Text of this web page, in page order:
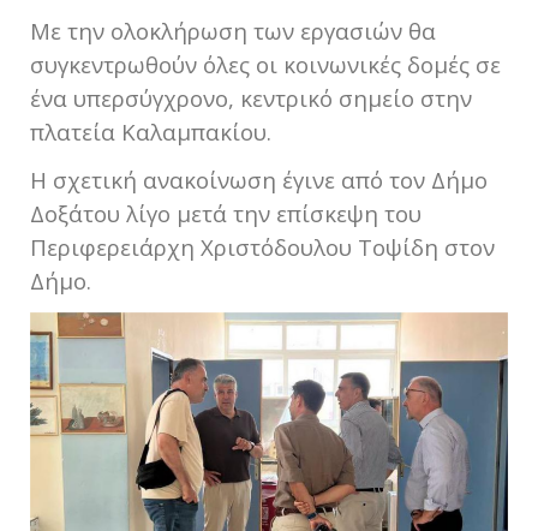
Με την ολοκλήρωση των εργασιών θα
συγκεντρωθούν όλες οι κοινωνικές δομές σε
ένα υπερσύγχρονο, κεντρικό σημείο στην
πλατεία Καλαμπακίου.
Η σχετική ανακοίνωση έγινε από τον Δήμο
Δοξάτου λίγο μετά την επίσκεψη του
Περιφερειάρχη Χριστόδουλου Τοψίδη στον
Δήμο.